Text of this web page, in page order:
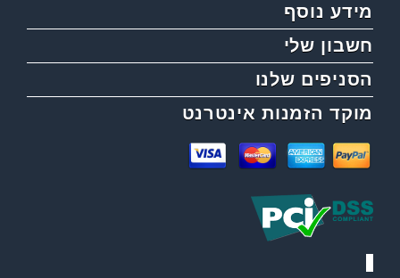
מידע נוסף
חשבון שלי
הסניפים שלנו
מוקד הזמנות אינטרנט